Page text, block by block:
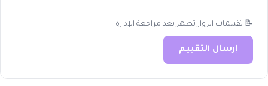
📝 تقييمات الزوار تظهر بعد مراجعة الإدارة
إرسال التقييم